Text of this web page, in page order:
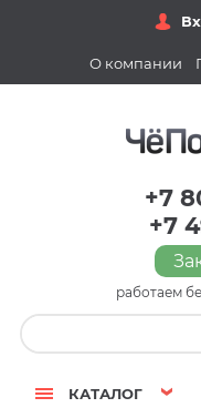
О компании
+7
+7
работаем
КАТАЛОГ